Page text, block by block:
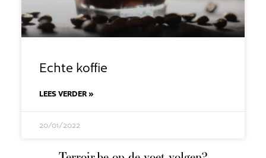
Echte koffie
LEES VERDER »
20/01/2022